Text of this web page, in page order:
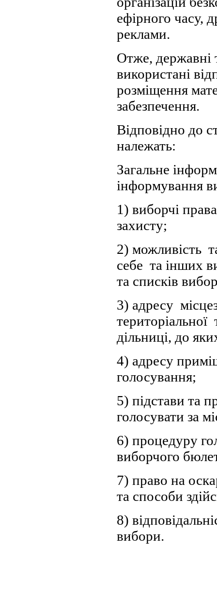
ефірного часу,
реклами.
Отже, державні
використані
розміщення
забезпечення.
Відповідно до
належать:
Загальне
інформування
1) виборчі
захисту;
2) можливість
себе та інших
та списків
3) адресу
територіальної
дільниці, до
4) адресу
голосування;
5) підстави та
голосувати за
6) процедуру
виборчого
7) право на
та способи
8)
вибори.